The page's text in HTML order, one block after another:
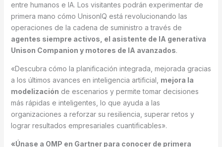
entre humanos e IA. Los visitantes podrán experimentar de
primera mano cómo UnisonIQ está revolucionando las
operaciones de la cadena de suministro a través de
agentes siempre activos, el asistente de IA generativa
Unison Companion y motores de IA avanzados.
«Descubra cómo la planificación integrada, mejorada gracias
a los últimos avances en inteligencia artificial, mejora la
modelización de escenarios y permite tomar decisiones
más rápidas e inteligentes, lo que ayuda a las
organizaciones a reforzar su resiliencia, superar retos y
lograr resultados empresariales cuantificables».
«Únase a OMP en Gartner para conocer de primera